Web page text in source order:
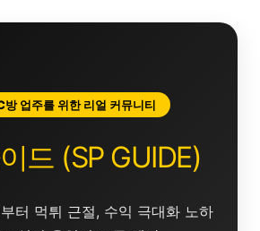
방 업주를 위한 리얼 커뮤니티
드 (SP GUIDE)
터 먹튀 근절, 수익 극대화 노하